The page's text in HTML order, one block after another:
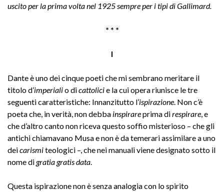
uscito per la prima volta nel 1925 sempre per i tipi di Gallimard.
* * *
I
Dante è uno dei cinque poeti che mi sembrano meritare il
titolo d’imperialio dicattolicie la cui opera riunisce le tre
seguenti caratteristiche: Innanzitutto l’ispirazione . Non c’è
poeta che, in verità, non debba inspirareprima direspirare , e
che d’altro canto non riceva questo soffio misterioso – che gli
antichi chiamavano Musa e non è da temerari assimilare a uno
deicarismiteologici –, che nei manuali viene designato sotto il
nome digratia gratis data
Questa ispirazione non è senza analogia con lo spirito